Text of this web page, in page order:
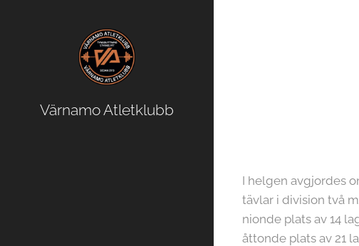
Värnamo Atletklubb
I helgen avgjordes
tävlar i division två
nionde plats av 14
åttonde plats av 21